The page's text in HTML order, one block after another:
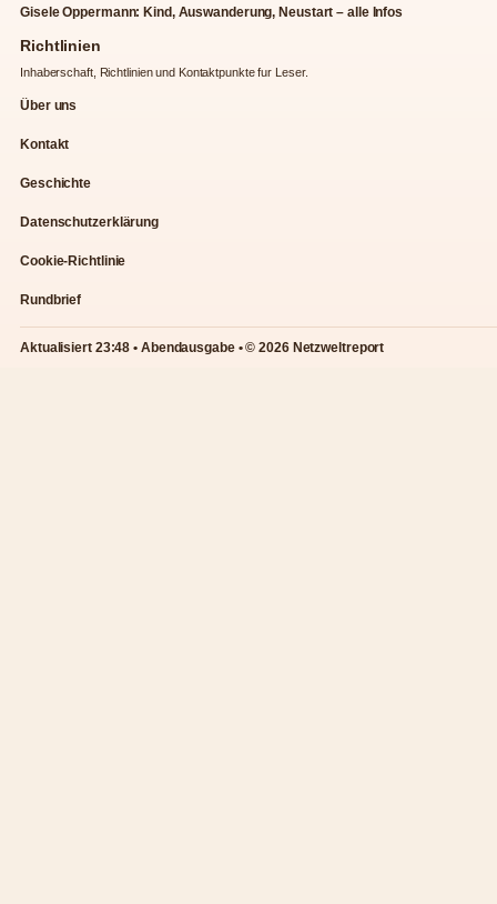
Gisele Oppermann: Kind, Auswanderung, Neustart – alle Infos
Richtlinien
Inhaberschaft, Richtlinien und Kontaktpunkte fur Leser.
Über uns
Kontakt
Geschichte
Datenschutzerklärung
Cookie-Richtlinie
Rundbrief
Aktualisiert 23:48 • Abendausgabe • © 2026 Netzweltreport